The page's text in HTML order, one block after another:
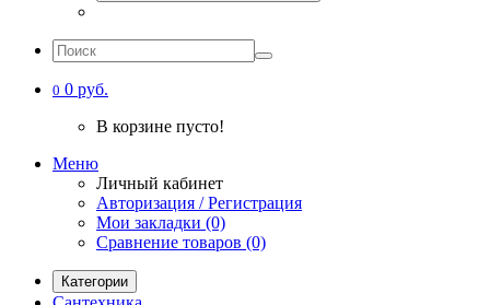
0 0 руб.
В корзине пусто!
Меню
Личный кабинет
Авторизация / Регистрация
Мои закладки (0)
Сравнение товаров (0)
Категории